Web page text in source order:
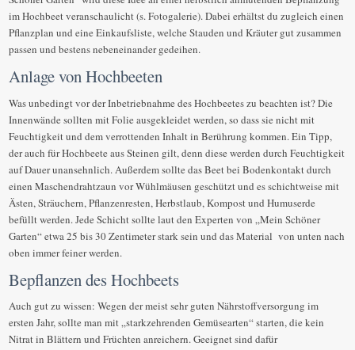
im Hochbeet veranschaulicht (s. Fotogalerie). Dabei erhältst du zugleich einen
Pflanzplan und eine Einkaufsliste, welche Stauden und Kräuter gut zusammen
passen und bestens nebeneinander gedeihen.
Anlage von Hochbeeten
Was unbedingt vor der Inbetriebnahme des Hochbeetes zu beachten ist? Die
Innenwände sollten mit Folie ausgekleidet werden, so dass sie nicht mit
Feuchtigkeit und dem verrottenden Inhalt in Berührung kommen. Ein Tipp,
der auch für Hochbeete aus Steinen gilt, denn diese werden durch Feuchtigkeit
auf Dauer unansehnlich. Außerdem sollte das Beet bei Bodenkontakt durch
einen Maschendrahtzaun vor Wühlmäusen geschützt und es schichtweise mit
Ästen, Sträuchern, Pflanzenresten, Herbstlaub, Kompost und Humuserde
befüllt werden. Jede Schicht sollte laut den Experten von „Mein Schöner
Garten“ etwa 25 bis 30 Zentimeter stark sein und das Material von unten nach
oben immer feiner werden.
Bepflanzen des Hochbeets
Auch gut zu wissen: Wegen der meist sehr guten Nährstoffversorgung im
ersten Jahr, sollte man mit „starkzehrenden Gemüsearten“ starten, die kein
Nitrat in Blättern und Früchten anreichern. Geeignet sind dafür